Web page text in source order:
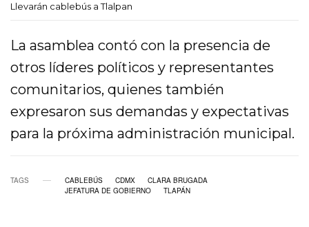
Llevarán cablebús a Tlalpan
La asamblea contó con la presencia de
otros líderes políticos y representantes
comunitarios, quienes también
expresaron sus demandas y expectativas
para la próxima administración municipal.
TAGS CABLEBÚS CDMX
CLARA BRUGADA
JEFATURA DE GOBIERNO
TLAPÁN